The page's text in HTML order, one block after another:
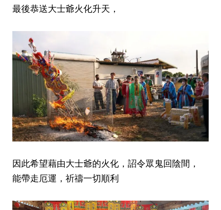
最後恭送大士爺火化升天，
因此希望藉由大士爺的火化，詔令眾鬼回陰間，
能帶走厄運，祈禱一切順利